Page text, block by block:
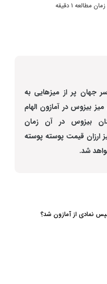
مطالعه 1 دقیقه
جهان پر از میزهایی به
بیزوس در آمازون الهام
بیزوس در آن زمان
ارزان قیمت پوسته پوسته
شد.
نمادی از آمازون شد؟